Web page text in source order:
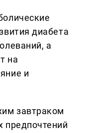
диабета
а
на
и
завтраком
предпочтений